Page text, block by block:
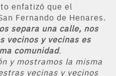
enfatizó que el
Fernando de Henares.
separa una calle, nos
vecinos y vecinas es
comunidad.
y mostramos la misma
vecinas y vecinos